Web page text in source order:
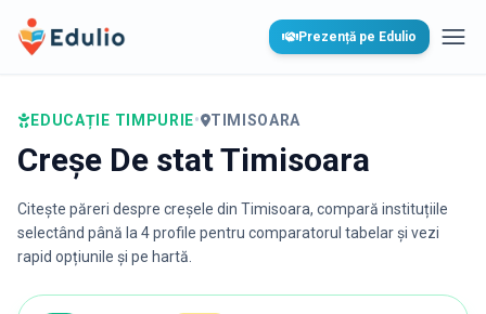
Edulio Prezență pe Edulio
EDUCAȚIE TIMPURIE• TIMISOARA
Creșe De stat Timisoara
Citește păreri despre creșele din Timisoara, compară instituțiile
selectând până la 4 profile pentru comparatorul tabelar și vezi
rapid opțiunile și pe hartă.